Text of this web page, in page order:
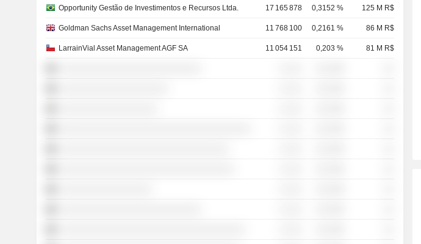
Opportunity Gestão de Investimentos e Recursos Ltda. 17 165 878 0,3152 % 125 M R$
Goldman Sachs Asset Management International 11 768 100 0,2161 % 86 M R$
LarrainVial Asset Management AGF SA 11 054 151 0,203 % 81 M R$